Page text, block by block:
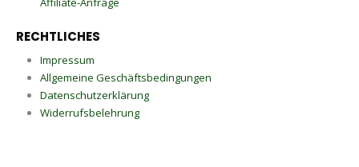
RECHTLICHES
Impressum
Allgemeine Geschäftsbedingungen
Datenschutzerklärung
Widerrufsbelehrung